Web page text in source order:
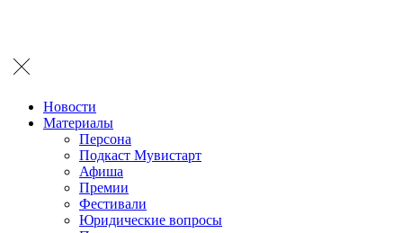
Новости
Материалы
Персона
Подкаст Мувистарт
Афиша
Премии
Фестивали
Юридические вопросы